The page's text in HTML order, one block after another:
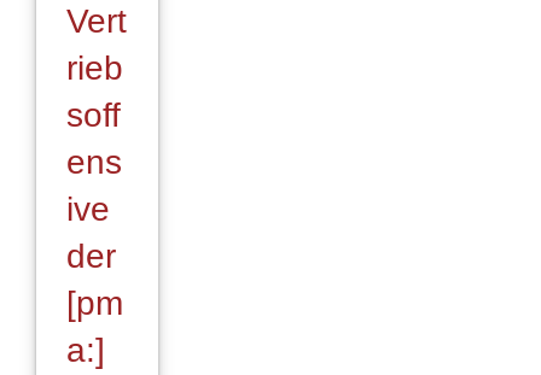
Vert
rieb
soff
ens
ive
der
[pm
a:]